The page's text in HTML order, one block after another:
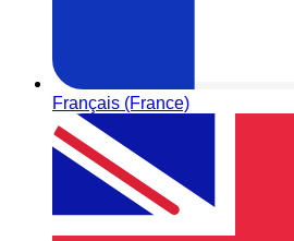
Français (France)